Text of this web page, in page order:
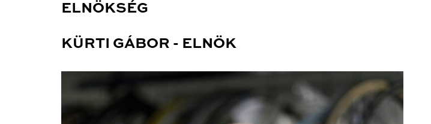
ELNÖKSÉG
KÜRTI GÁBOR - ELNÖK